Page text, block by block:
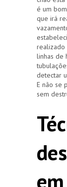
é um
que irá
realizado
linhas de
detectar
E não se
sem